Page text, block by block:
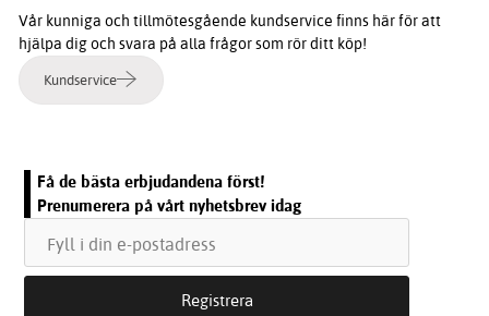
Vår kunniga och tillmötesgående kundservice finns här för att
hjälpa dig och svara på alla frågor som rör ditt köp!
Kundservice
Få de bästa erbjudandena först!
Prenumerera på vårt nyhetsbrev idag